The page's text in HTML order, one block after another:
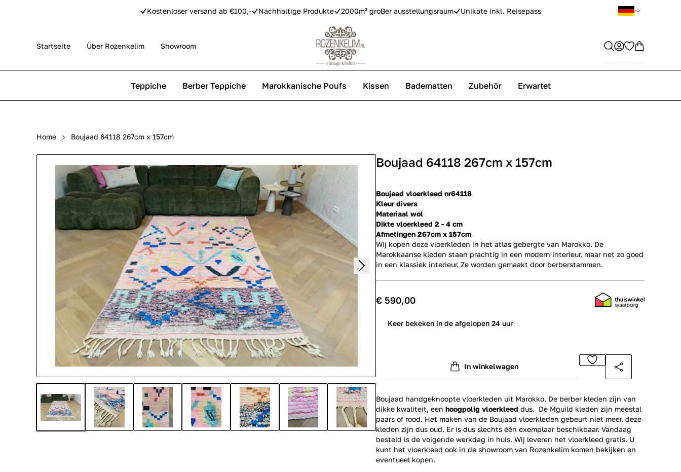
Kostenloser versand ab €100,- Nachhaltige Produkte 2000m² groBer ausstellungsraum Unikate inkl. Reisepass
Startseite Über Rozenkelim Showroom
Teppiche
Outdoor Teppiche
Perser Teppich Replica Teppiche
Pip Studio Teppiche
Berber Teppiche
Beni Ourain Teppiche
Beni Mguild Teppiche
Marokkanische Poufs Kissen Badematten Zubehör Erwartet
Home Boujaad 64118 267cm x 157cm
Boujaad 64118 267cm x 157cm
Boujaad vloerkleed nr64118
Kleur divers
Materiaal wol
Dikte vloerkleed 2 - 4 cm
Afmetingen 267cm x 157cm
Wij kopen deze vloerkleden in het atlas gebergte van Marokko. De
Marokkaanse kleden staan prachtig in een modern interieur, maar net zo goed
in een klassiek interieur. Ze worden gemaakt door berberstammen.
€ 590,00
Keer bekeken in de afgelopen 24 uur
In winkelwagen
Boujaad handgeknoopte vloerkleden uit Marokko. De berber kleden zijn van
dikke kwaliteit, een hoogpolig vloerkleed dus. De Mguild kleden zijn meestal
paars of rood. Het maken van de Boujaad vloerkleden gebeurt niet meer, deze
kleden zijn dus oud. Er is dus slechts één exemplaar beschikbaar. Vandaag
besteld is de volgende werkdag in huis. Wij leveren het vloerkleed gratis. U
kunt het vloerkleed ook in de showroom van Rozenkelim komen bekijken en
eventueel kopen.